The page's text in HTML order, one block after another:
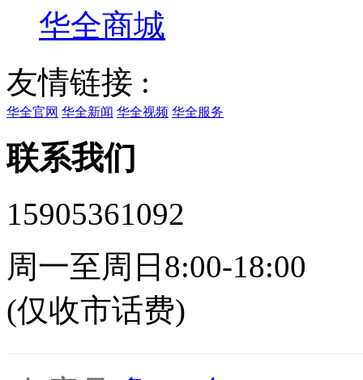
华全商城
友情链接 :
华全官网 华全新闻 华全视频 华全服务
联系我们
15905361092
周一至周日8:00-18:00
(仅收市话费)